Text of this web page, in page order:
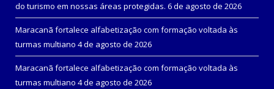
do turismo em nossas áreas protegidas. 6 de agosto de 2026
Maracanã fortalece alfabetização com formação voltada às
turmas multiano 4 de agosto de 2026
Maracanã fortalece alfabetização com formação voltada às
turmas multiano 4 de agosto de 2026